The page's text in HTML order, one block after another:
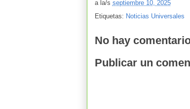
a la/s septiembre 10, 2025
Etiquetas: Noticias Universales
No hay
Publicar un